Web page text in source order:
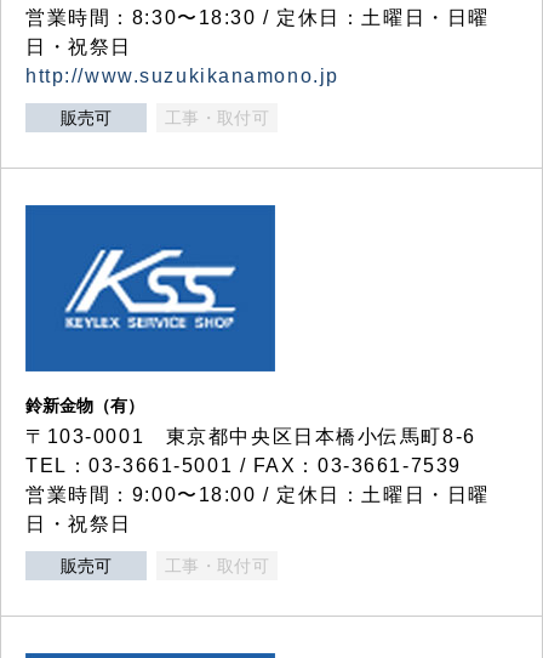
営業時間：8:30〜18:30 / 定休日：土曜日・日曜
日・祝祭日
http://www.suzukikanamono.jp
販売可 工事・取付可
鈴新金物（有）
〒103-0001 東京都中央区日本橋小伝馬町8-6
TEL：03-3661-5001 / FAX：03-3661-7539
営業時間：9:00〜18:00 / 定休日：土曜日・日曜
日・祝祭日
販売可 工事・取付可